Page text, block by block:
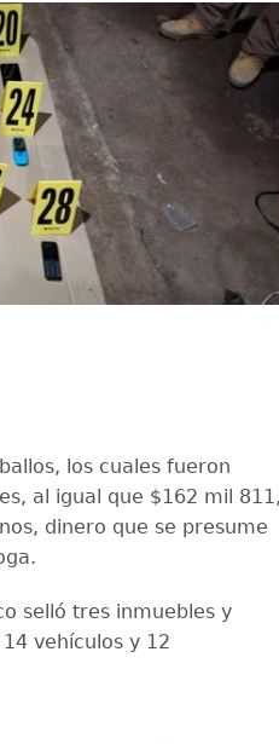
los cuales fueron
al igual que $162 mil 811,
dinero que se presume
selló tres inmuebles y
vehículos y 12